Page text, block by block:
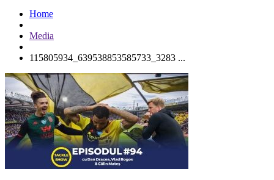
Home
Media
115805934_639538853585733_3283 ...